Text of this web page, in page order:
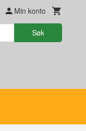
Min konto
Søk